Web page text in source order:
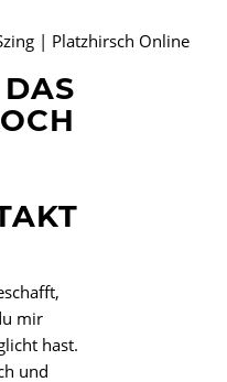
| Platzhirsch Online
W
I
H
mir
hast.
und